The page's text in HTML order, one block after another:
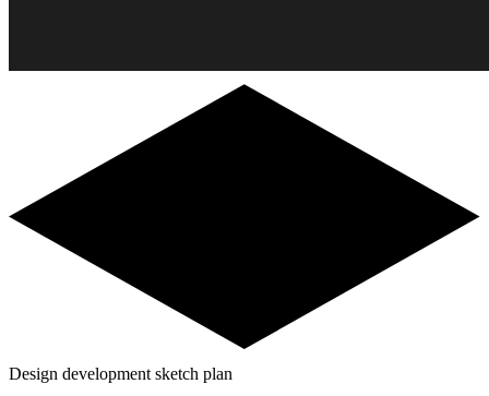
Design development sketch plan